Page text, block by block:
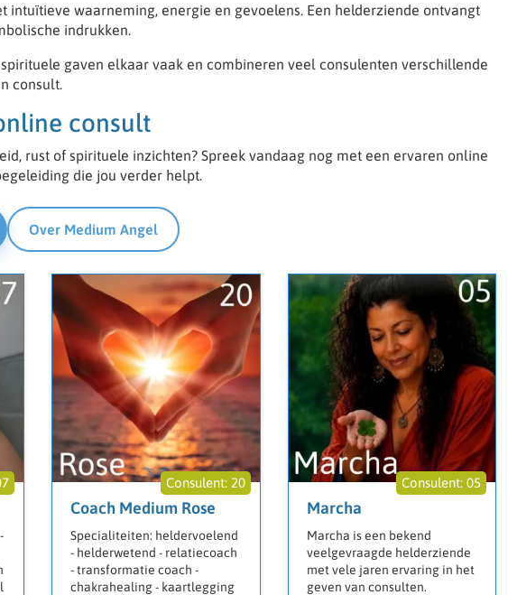
intuïtieve waarneming, energie en gevoelens. Een helderziende ontvangt
indrukken.
gaven elkaar vaak en combineren veel consulenten verschillende
consult.
consult
rust of spirituele inzichten? Spreek vandaag nog met een ervaren online
die jou verder helpt.
Over Medium Angel
20
Coach Medium Rose
Specialiteiten: heldervoelend
- helderwetend - relatiecoach
- transformatie coach -
chakrahealing - kaartlegging
05
Marcha
Marcha is een bekend
veelgevraagde helderziende
met vele jaren ervaring in het
geven van consulten.